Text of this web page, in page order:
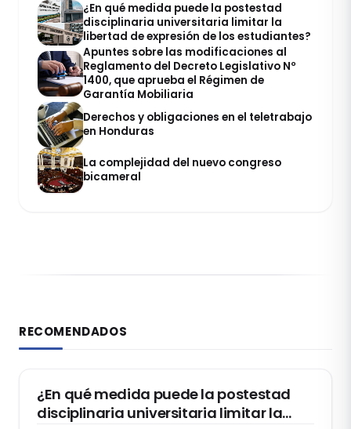
¿En qué medida puede la postestad
disciplinaria universitaria limitar la
libertad de expresión de los estudiantes?
Apuntes sobre las modificaciones al
Reglamento del Decreto Legislativo Nº
1400, que aprueba el Régimen de
Garantía Mobiliaria
Derechos y obligaciones en el teletrabajo
en Honduras
La complejidad del nuevo congreso
bicameral
RECOMENDADOS
DERECHO CONSTITUCIONAL
¿En qué medida puede la postestad
disciplinaria universitaria limitar la